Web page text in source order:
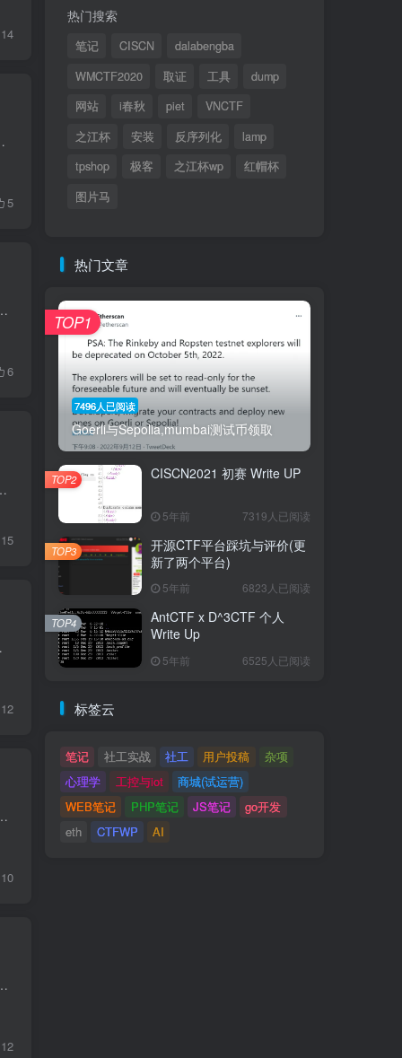
14
contract for their users. It would be a...
5
也有关系。 对安全研究本身的兴趣也大打折扣，至少对我而言上班天天搞安全...
6
看这篇文章 TUTORIAL 这题作为入门题，顺便把官网翻译给翻译...
15
注 正文 自从19年...
12
已死亡公司借鉴灵感：https://www.loot-drop.io/
10
our new, shiny, permissionless multi-user oracle. It's only V1 and missi...
12
热门搜索
笔记 CISCN
dalabengba
WMCTF2020
取证 工具
dump
网站
i春秋 piet
VNCTF
之江杯
安装 反序列化
lamp
tpshop
极客 之江杯wp
红帽杯
图片马
热门文章
7496人已阅读
Goerli与Sepolia,mumbai测试币领取
TOP1
CISCN2021 初赛 Write UP
5年前 7319人已阅读
TOP2
开源CTF平台踩坑与评价(更
新了两个平台)
5年前 6823人已阅读
TOP3
AntCTF x D^3CTF 个人
Write Up
5年前 6525人已阅读
TOP4
标签云
笔记 社工实战 社工 用户投稿
杂项
心理学
工控与iot
商城(试运营)
WEB笔记
PHP笔记 JS笔记
go开发
eth
CTFWP AI